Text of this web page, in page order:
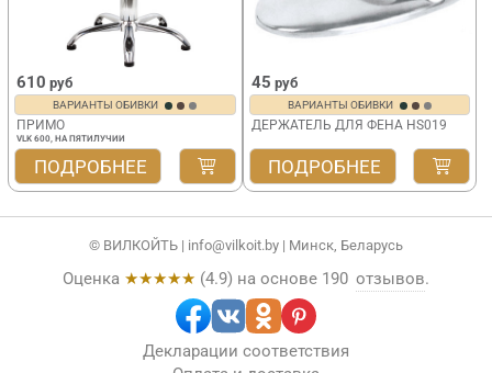
610 руб
ВАРИАНТЫ ОБИВКИ
ПРИМО
VLK 600, НА ПЯТИЛУЧИИ
ПОДРОБНЕЕ
45 руб
ВАРИАНТЫ ОБИВКИ
ДЕРЖАТЕЛЬ ДЛЯ ФЕНА HS019
ПОДРОБНЕЕ
© ВИЛКОЙТЬ | info@vilkoit.by | Минск, Беларусь
Оценка ★★★★★ (4.9) на основе 190 отзывов.
Декларации соответствия